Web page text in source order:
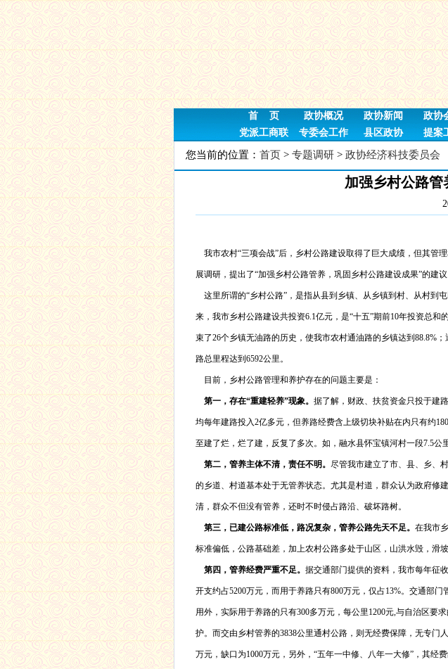
首 页 政协概况 政协新闻 政协
党派工商联
专委会工作 县区政协 提案
您当前的位置： 首页 > 专题调研 > 政协经济科技委员会
加强乡村公路
我市农村“三项会战”后，乡村公路建设取得了巨大成绩，但其管
展调研，提出了“加强乡村公路管养，巩固乡村公路建设成果”的建议
这里所谓的“乡村公路”，是指从县到乡镇、从乡镇到村、从村到
来，我市乡村公路建设共投资6.1亿元，是“十五”期前10年投资总和的
束了26个乡镇无油路的历史，使我市农村通油路的乡镇达到 88.8%
路总里程达到 6592公里。
目前，乡村公路管理和养护存在的问题主要是：
第一，存在“重建轻养”现象。 据了解，财政、扶贫资金只投于建
均每年建路投入2亿多元，但养路经费含上级切块补贴在内只有约
至建了烂，烂了建，反复了多次。如，融水县怀宝镇河村一段7.5公
第二，管养主体不清，责任不明。 尽管我市建立了市、县、乡、
的乡道、村道基本处于无管养状态。尤其是村道，群众认为政府修
清，群众不但没有管养，还时不时侵占路沿、破坏路树。
第三，已建公路标准低，路况复杂，管养公路先天不足。 在我市
标准偏低，公路基础差，加上农村公路多处于山区，山洪水毁，滑
第四，管养经费严重不足。 据交通部门提供的资料，我市每年征
开支约占5200万元，而用于养路只有800万元，仅占13%。交通部门
用外，实际用于养路的只有300多万元，每公里1200元,与自治区要
护。而交由乡村管养的3838公里通村公路，则无经费保障，无专门
万元，缺口为1000万元，另外，“五年一中修、八年一大修”，其经